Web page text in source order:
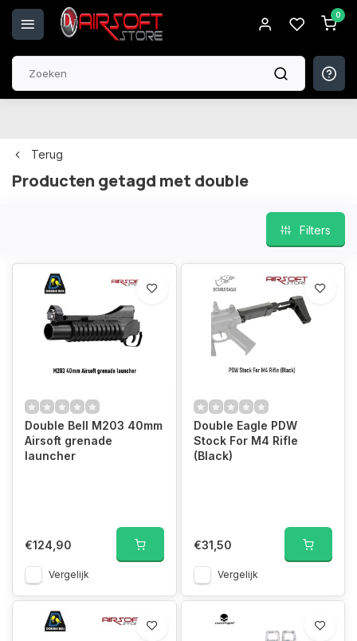
0
Terug
Producten getagd met double
Filters
Double Bell M203 40mm
Airsoft grenade
launcher
€124,90
Vergelijk
Double Eagle PDW
Stock For M4 Rifle
(Black)
€31,50
Vergelijk